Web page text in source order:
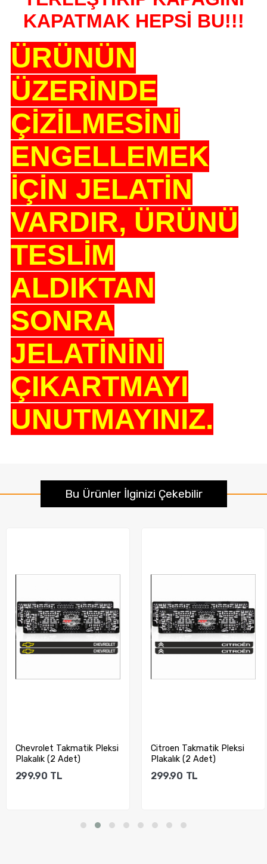
KAPATMAK HEPSİ BU!!!
ÜRÜNÜN
ÜZERİNDE
ÇİZİLMESİNİ
ENGELLEMEK
İÇİN JELATİN
VARDIR, ÜRÜNÜ
TESLİM
ALDIKTAN
SONRA
JELATİNİNİ
ÇIKARTMAYI
UNUTMAYINIZ.
Bu Ürünler İlginizi Çekebilir
Pleksi
Citroen Takmatik Pleksi
Plakalık (2 Adet)
Daihatsu